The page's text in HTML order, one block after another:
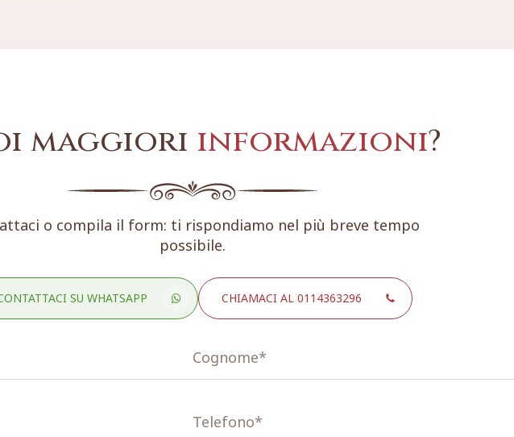
maggiori informazioni?
o compila il form: ti rispondiamo nel più breve tempo
possibile.
SU WHATSAPP CHIAMACI AL 0114363296